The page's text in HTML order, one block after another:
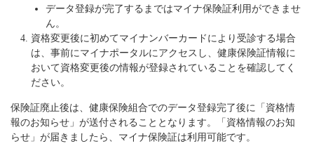
データ登録が完了するまではマイナ保険証利用ができませ
ん。
資格変更後に初めてマイナンバーカードにより受診する場合
は、事前にマイナポータルにアクセスし、健康保険証情報に
おいて資格変更後の情報が登録されていることを確認してく
ださい。
保険証廃止後は、健康保険組合でのデータ登録完了後に「資格情
報のお知らせ」が送付されることとなります。「資格情報のお知
らせ」が届きましたら、マイナ保険証は利用可能です。